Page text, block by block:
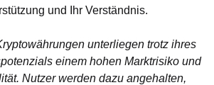
und Ihr Verständnis.
unterliegen trotz ihres
einem hohen Marktrisiko und
Nutzer werden dazu angehalten,